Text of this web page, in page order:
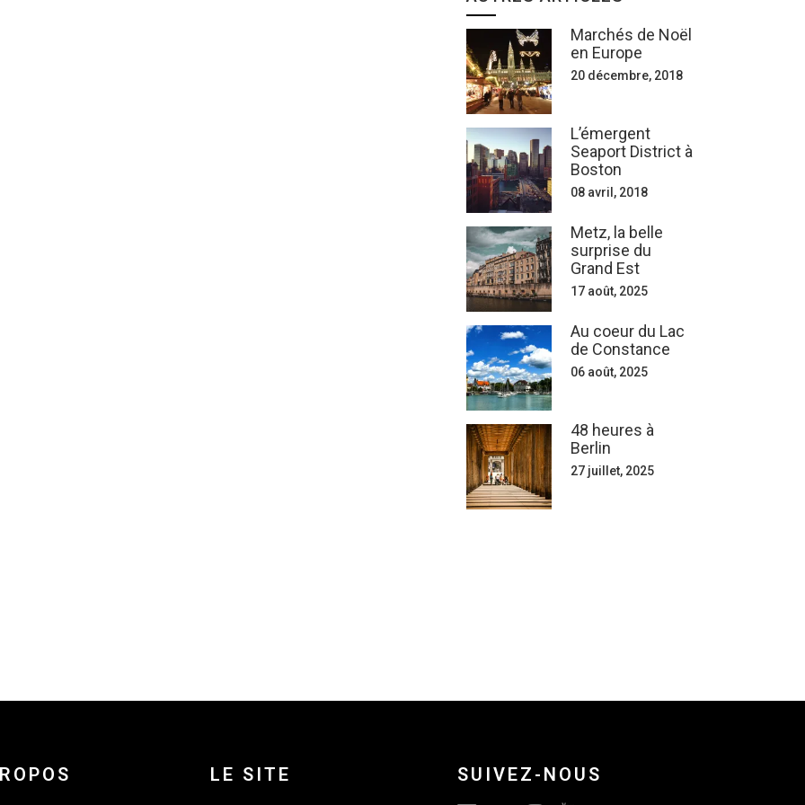
Marchés de Noël
en Europe
20 décembre, 2018
L’émergent
Seaport District à
Boston
08 avril, 2018
Metz, la belle
surprise du
Grand Est
17 août, 2025
Au coeur du Lac
de Constance
06 août, 2025
48 heures à
Berlin
27 juillet, 2025
LE SITE SUIVEZ-NOUS